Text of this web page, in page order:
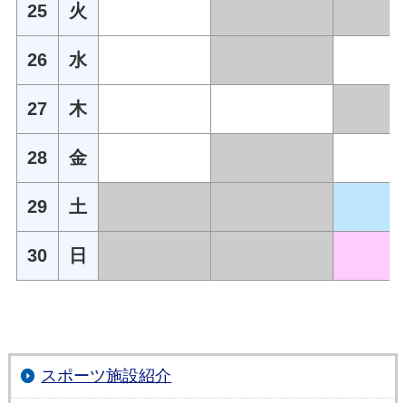
25 火
26 水
27 木
28 金
29 土
30 日
スポーツ施設紹介